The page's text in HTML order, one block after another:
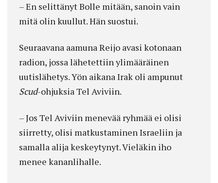
– En selittänyt Bolle mitään, sanoin vain
mitä olin kuullut. Hän suostui.
Seuraavana aamuna Reijo avasi kotonaan
radion, jossa lähetettiin ylimääräinen
uutislähetys. Yön aikana Irak oli ampunut
Scud-ohjuksia Tel Aviviin.
– Jos Tel Aviviin menevää ryhmää ei olisi
siirretty, olisi matkustaminen Israeliin ja
samalla alija keskeytynyt. Vieläkin iho
menee kananlihalle.